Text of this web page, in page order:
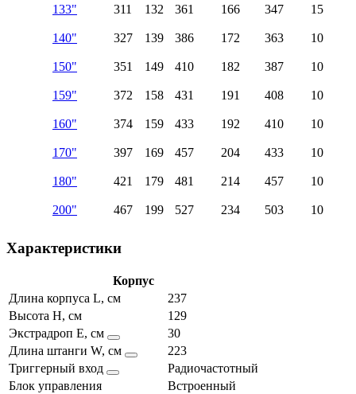
133" 311 132 361 166 347 15
140" 327 139 386 172 363 10
150" 351 149 410 182 387 10
159" 372 158 431 191 408 10
160" 374 159 433 192 410 10
170" 397 169 457 204 433 10
180" 421 179 481 214 457 10
200" 467 199 527 234 503 10
Характеристики
Корпус
Длина корпуса L, см
237
Высота H, см
129
Экстрадроп E, см
30
Длина штанги W, см
223
Триггерный вход
Радиочастотный
Блок управления
Встроенный